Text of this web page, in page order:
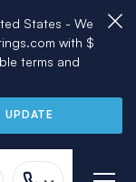
States - We
with $
terms and
UPDATE